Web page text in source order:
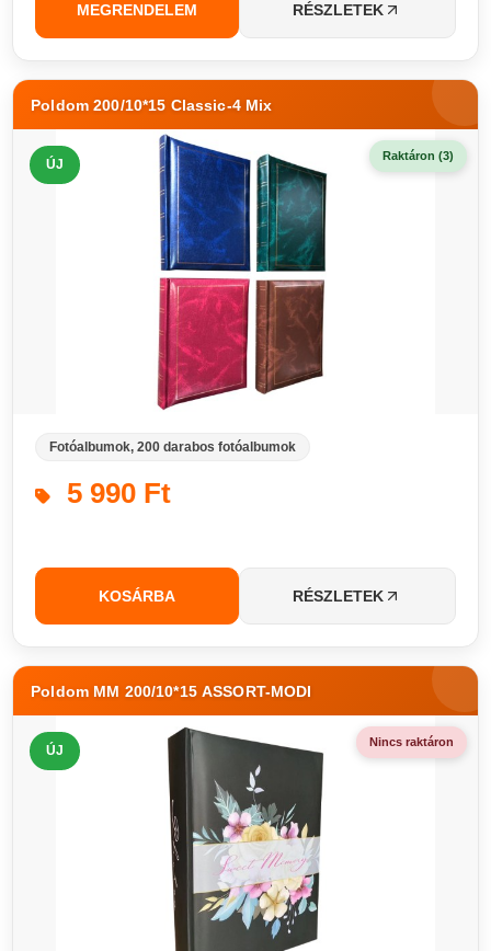
MEGRENDELEM RÉSZLETEK
Poldom 200/10*15 Classic-4 Mix
ÚJ
Raktáron (3)
Fotóalbumok, 200 darabos fotóalbumok
5 990 Ft
KOSÁRBA RÉSZLETEK
Poldom MM 200/10*15 ASSORT-MODI
ÚJ
Nincs raktáron